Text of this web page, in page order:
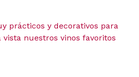
prácticos y decorativos para
nuestros vinos favoritos